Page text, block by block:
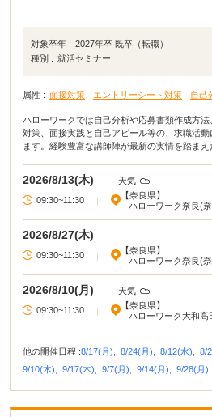
対象卒年 : 2027年卒 既卒（転職）
種別 : 就活セミナー
属性 : 面接対策 エントリーシート対策 自己
ハローワークでは自己分析や応募書類作成方
対策、面接実践と自己アピール等の、求職活
ます。経験豊富な講師陣が最新の実情を踏まえ
活用ください。
2026/8/13(木)
天気
09:30~11:30
|
【奈良県】
ハローワーク奈良(
2026/8/27(木)
09:30~11:30 |
【奈良県】
ハローワーク奈良(
2026/8/10(月)
天気
09:30~11:30
|
【奈良県】
ハローワーク大和高
他の開催日程 :8/17(月), 8/24(月), 8/12(水), 8/
9/10(木),
9/17(木), 9/7(月), 9/14(月), 9/28(月),